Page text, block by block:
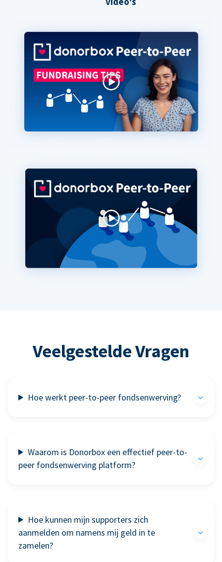
Veelgestelde Vragen
Hoe werkt peer-to-peer fondsenwerving?
Waarom is Donorbox een effectief peer-to-
peer fondsenwerving platform?
Hoe kunnen mijn supporters zich
aanmelden om namens mij geld in te
zamelen?